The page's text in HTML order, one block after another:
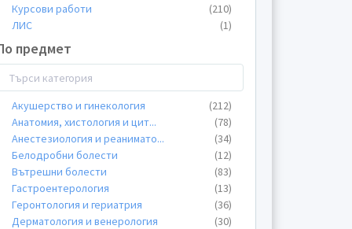
Курсови работи
(210)
ЛИС
(1)
Общи материали
Пищови
Планове
(29)
Презентации
(401)
Проекти
(26)
Протоколи
(17)
Реферати
(416)
Теми
(196)
Тестове
(13)
Упражнения
(21)
Уроци
(7)
предмет
Акушерство и гинекология
(212)
Анатомия, хистология и цит...
(78)
Анестезиология и реанимато...
(34)
Белодробни болести
(12)
Вътрешни болести
(83)
Гастроентерология
(13)
Геронтология и гериатрия
(36)
Дерматология и венерология
(30)